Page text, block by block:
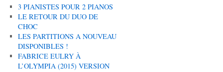
3 PIANISTES POUR 2 PIANOS
LE RETOUR DU DUO DE
CHOC
LES PARTITIONS A NOUVEAU
DISPONIBLES !
FABRICE EULRY À
L’OLYMPIA (2015) VERSION